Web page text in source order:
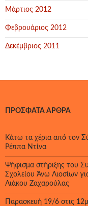
Μάρτιος 2012
Φεβρουάριος 2012
Δεκέμβριος 2011
ΠΡΌΣΦΑΤΑ ΆΡΘΡΑ
Κάτω τα χέρια από τον
Ρέππα Ντίνα
Ψήφισμα στήριξης του
Σχολείου Άνω Λιοσίων
Λιάκου Ζαχαρούλας
Παρασκευή 19/6 στις